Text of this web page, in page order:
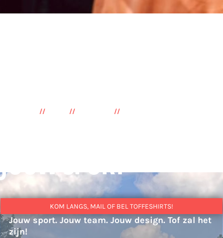
// // //
JOUW SPORT
KOM LANGS, MAIL OF BEL TOFFESHIRTS!
Jouw sport. Jouw team. Jouw design. Tof zal het
zijn!